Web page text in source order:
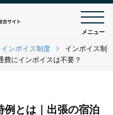
メニュー
インボイス制度
インボイス制
費にインボイスは不要？
例とは｜出張の宿泊